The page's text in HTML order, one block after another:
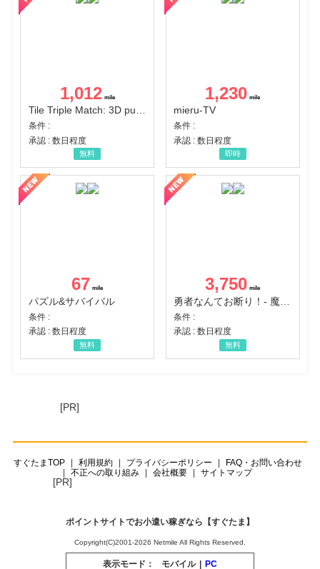
1,012
Tile Triple Match: 3D puzzle
条件 :
承認 : 数日程度
無料
1,230
mieru-TV
条件 :
承認 : 数日程度
即時
67
パズル&サバイバル
条件 :
承認 : 数日程度
無料
3,750
条件 :
承認 : 数日程度
無料
[PR]
すぐたまTOP 利用規約 プライバシーポリシー
FAQ・お問い合わせ
不正への取り組み
会社概要 サイトマップ
[PR]
ポイントサイトでお小遣い稼ぎなら【すぐたま】
Copyright(C)2001-2026 Netmile All Rights Reserved.
表示モード： モバイル | PC